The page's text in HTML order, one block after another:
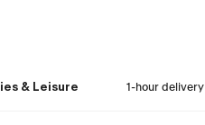
& Leisure 1-hour delivery